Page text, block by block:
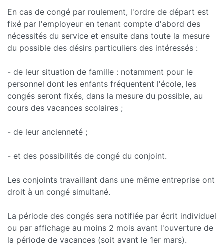
En cas de congé par roulement, l'ordre de départ est
fixé par l'employeur en tenant compte d'abord des
nécessités du service et ensuite dans toute la mesure
du possible des désirs particuliers des intéressés :
- de leur situation de famille : notamment pour le
personnel dont les enfants fréquentent l'école, les
congés seront fixés, dans la mesure du possible, au
cours des vacances scolaires ;
- de leur ancienneté ;
- et des possibilités de congé du conjoint.
Les conjoints travaillant dans une même entreprise ont
droit à un congé simultané.
La période des congés sera notifiée par écrit individuel
ou par affichage au moins 2 mois avant l'ouverture de
la période de vacances (soit avant le 1er mars).